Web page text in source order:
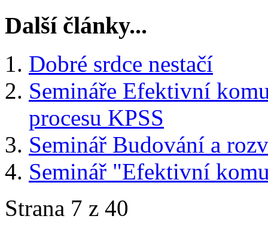
Další články...
Dobré srdce nestačí
Semináře Efektivní
procesu KPSS
Seminář Budování a
Seminář "Efektivní
Strana 7 z 40